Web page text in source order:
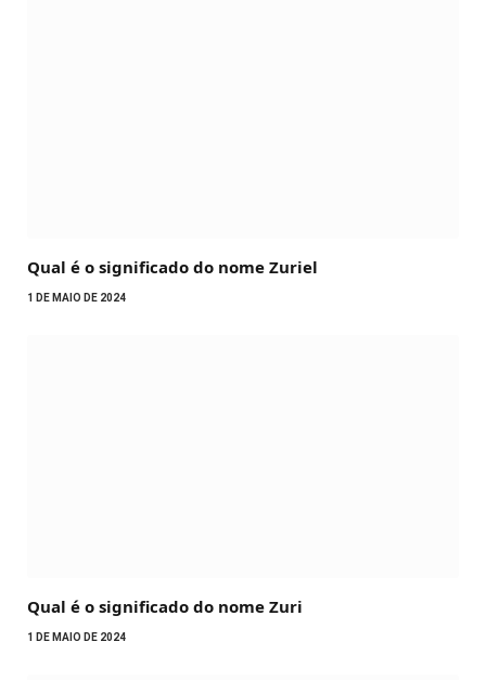
Qual é o significado do nome Zuriel
1 DE MAIO DE 2024
Qual é o significado do nome Zuri
1 DE MAIO DE 2024